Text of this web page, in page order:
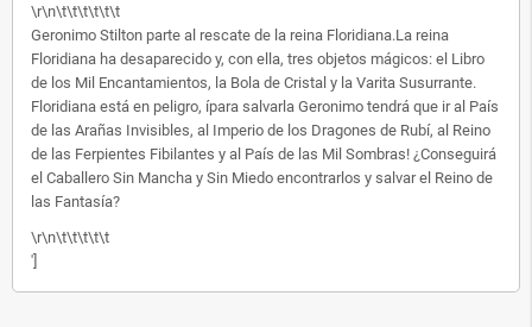
\r\n\t\t\t\t\t\t
Geronimo Stilton parte al rescate de la reina Floridiana.La reina
Floridiana ha desaparecido y, con ella, tres objetos mágicos: el Libro
de los Mil Encantamientos, la Bola de Cristal y la Varita Susurrante.
Floridiana está en peligro, ípara salvarla Geronimo tendrá que ir al País
de las Arañas Invisibles, al Imperio de los Dragones de Rubí, al Reino
de las Ferpientes Fibilantes y al País de las Mil Sombras! ¿Conseguirá
el Caballero Sin Mancha y Sin Miedo encontrarlos y salvar el Reino de
las Fantasía?
\r\n\t\t\t\t\t
']